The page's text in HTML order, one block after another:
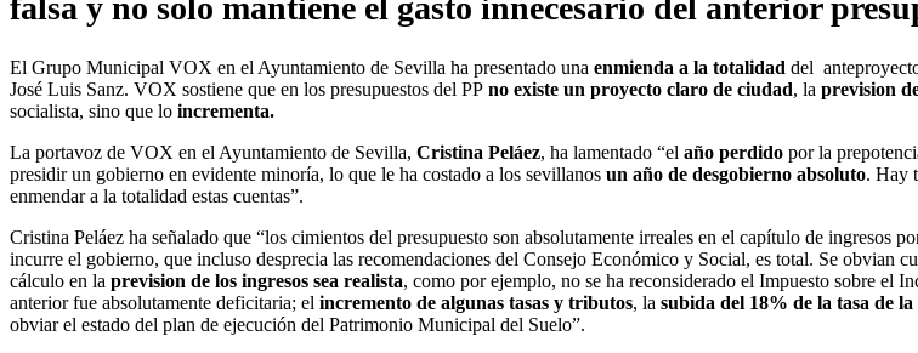
falsa y no solo mantiene el gasto innecesario del anterior
El Grupo Municipal VOX en el Ayuntamiento de Sevilla ha presentado una enmienda a la totalidad del
José Luis Sanz. VOX sostiene que en los presupuestos del PP no existe un proyecto claro de ciudad, la prevision
socialista, sino que lo incrementa.
La portavoz de VOX en el Ayuntamiento de Sevilla, Cristina Peláez, ha lamentado “el año perdido por la
presidir un gobierno en evidente minoría, lo que le ha costado a los sevillanos un año de desgobierno absoluto. Hay
enmendar a la totalidad estas cuentas”.
Cristina Peláez ha señalado que “los cimientos del presupuesto son absolutamente irreales en el capítulo de ingresos
incurre el gobierno, que incluso desprecia las recomendaciones del Consejo Económico y Social, es total. Se obvian
cálculo en la prevision de los ingresos sea realista, como por ejemplo, no se ha reconsiderado el Impuesto sobre el
anterior fue absolutamente deficitaria; el incremento de algunas tasas y tributos, la subida del 18% de la tasa de
obviar el estado del plan de ejecución del Patrimonio Municipal del Suelo”.